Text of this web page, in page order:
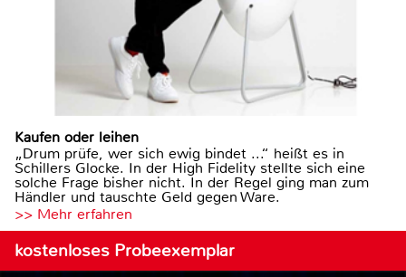
Kaufen oder leihen
„Drum prüfe, wer sich ewig bindet ...“ heißt es in
Schillers Glocke. In der High Fidelity stellte sich eine
solche Frage bisher nicht. In der Regel ging man zum
Händler und tauschte Geld gegen Ware.
>> Mehr erfahren
kostenloses Probeexemplar